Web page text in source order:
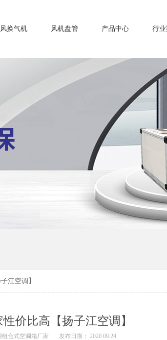
换气机 风机盘管 产品中心 行业
江空调】
价比高【扬子江空调】
组合式空调箱厂家 发布日期： 2020.09.24